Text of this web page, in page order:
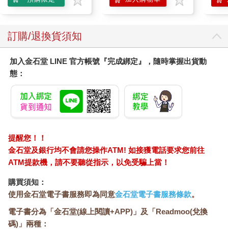
訂購/退換貨須知
加入金石堂 LINE 官方帳號『完成綁定』，隨時掌握出貨動
態：
提醒您！！
金石堂及銀行均不會請您操作ATM! 如接獲電話要求您前往
ATM提款機，請不要聽從指示，以免受騙上當！
購買須知：
使用金石堂電子書服務即為同意金石堂電子書服務條款。
電子書分為「金石堂(線上閱讀+APP)」及「Readmoo(兌換
碼)」兩種：